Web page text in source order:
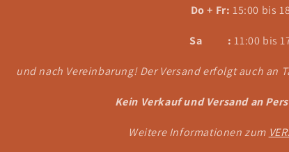
Do + Fr: 15:00 bis
Sa :11:00 bis
und nach Vereinbarung! Der Versand erfolgt auch an
Kein Verkauf und Versand an
Weitere Informationen zum